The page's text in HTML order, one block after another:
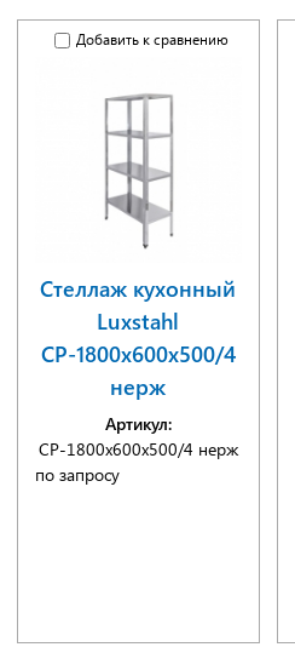
Добавить к сравнению
Стеллаж кухонный
Luxstahl
СР-1800х600х500/4
нерж
Артикул:
СР-1800х600х500/4 нерж
по запросу